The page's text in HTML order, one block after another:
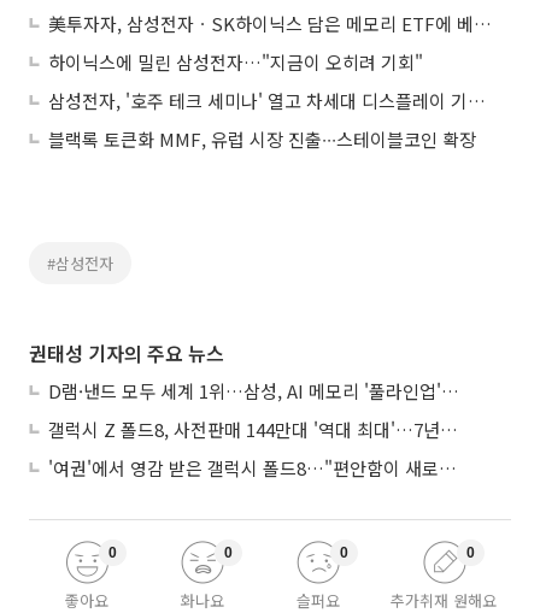
美투자자, 삼성전자ㆍSK하이닉스 담은 메모리 ETF에 베팅…ARK 자산 규모 추월
하이닉스에 밀린 삼성전자…"지금이 오히려 기회"
삼성전자, '호주 테크 세미나' 열고 차세대 디스플레이 기술 선보여
블랙록 토큰화 MMF, 유럽 시장 진출∙∙∙스테이블코인 확장
#삼성전자
권태성 기자의 주요 뉴스
D램·낸드 모두 세계 1위…삼성, AI 메모리 '풀라인업'으로 승부
갤럭시 Z 폴드8, 사전판매 144만대 '역대 최대'…7년만에 갤노트10 기록 넘어
'여권'에서 영감 받은 갤럭시 폴드8…"편안함이 새로운 디자인 경쟁력"
좋아요
0
화나요
0
슬퍼요
0
추가취재 원해요
0